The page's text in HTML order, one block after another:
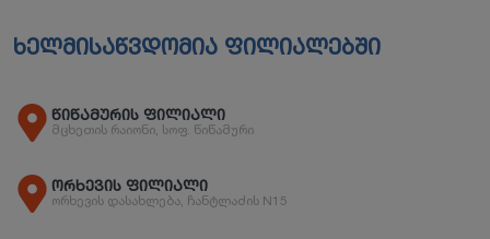
ხელმისაწვდომია ფილიალებში
წიწამურის ფილიალი
მცხეთის რაიონი, სოფ. წიწამური
ორხევის ფილიალი
ორხევის დასახლება, ჩანტლაძის N15